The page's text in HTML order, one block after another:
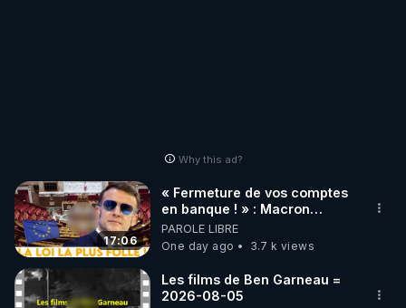
Why this ad?
17:06
« Fermeture de vos comptes
en banque ! » : Macron
impose une loi folle !
PAROLE LIBRE
One day ago
3.7 k views
Les films de Ben Garneau =
2026-08-05